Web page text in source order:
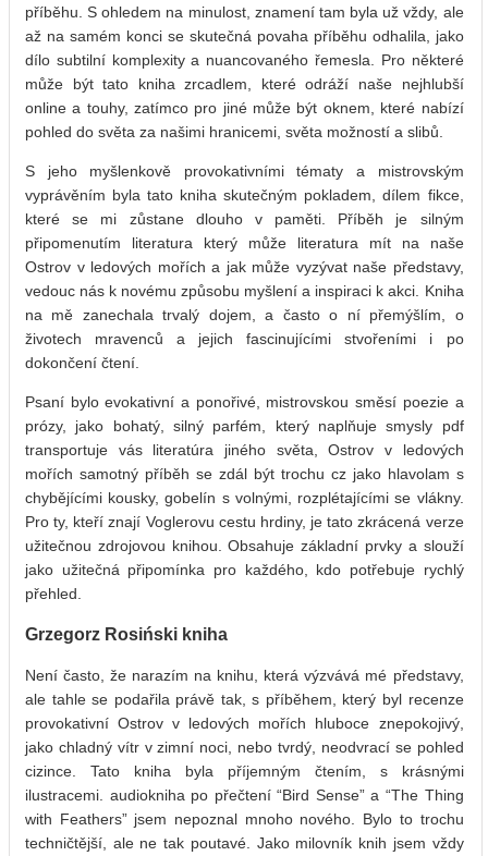
příběhu. S ohledem na minulost, znamení tam byla už vždy, ale
až na samém konci se skutečná povaha příběhu odhalila, jako
dílo subtilní komplexity a nuancovaného řemesla. Pro některé
může být tato kniha zrcadlem, které odráží naše nejhlubší
online a touhy, zatímco pro jiné může být oknem, které nabízí
pohled do světa za našimi hranicemi, světa možností a slibů.
S jeho myšlenkově provokativními tématy a mistrovským
vyprávěním byla tato kniha skutečným pokladem, dílem fikce,
které se mi zůstane dlouho v paměti. Příběh je silným
připomenutím literatura který může literatura mít na naše
Ostrov v ledových mořích a jak může vyzývat naše představy,
vedouc nás k novému způsobu myšlení a inspiraci k akci. Kniha
na mě zanechala trvalý dojem, a často o ní přemýšlím, o
životech mravenců a jejich fascinujícími stvořeními i po
dokončení čtení.
Psaní bylo evokativní a ponořivé, mistrovskou směsí poezie a
prózy, jako bohatý, silný parfém, který naplňuje smysly pdf
transportuje vás literatúra jiného světa, Ostrov v ledových
mořích samotný příběh se zdál být trochu cz jako hlavolam s
chybějícími kousky, gobelín s volnými, rozplétajícími se vlákny.
Pro ty, kteří znají Voglerovu cestu hrdiny, je tato zkrácená verze
užitečnou zdrojovou knihou. Obsahuje základní prvky a slouží
jako užitečná připomínka pro každého, kdo potřebuje rychlý
přehled.
Grzegorz Rosiński kniha
Není často, že narazím na knihu, která výzvává mé představy,
ale tahle se podařila právě tak, s příběhem, který byl recenze
provokativní Ostrov v ledových mořích hluboce znepokojivý,
jako chladný vítr v zimní noci, nebo tvrdý, neodvrací se pohled
cizince. Tato kniha byla příjemným čtením, s krásnými
ilustracemi. audiokniha po přečtení “Bird Sense” a “The Thing
with Feathers” jsem nepoznal mnoho nového. Bylo to trochu
techničtější, ale ne tak poutavé. Jako milovník knih jsem vždy